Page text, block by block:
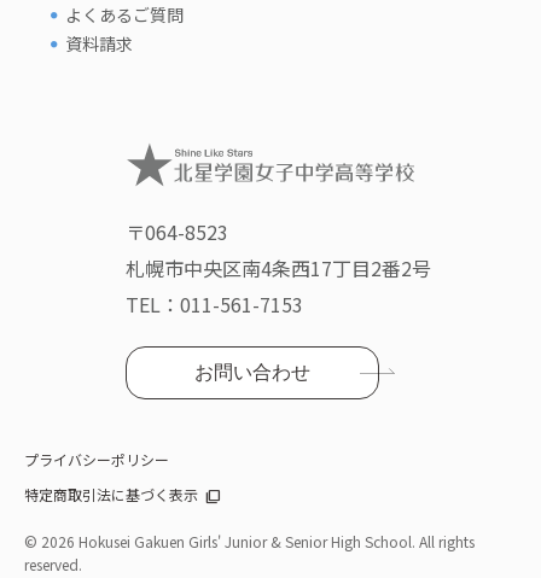
よくあるご質問
資料請求
〒064-8523
札幌市中央区南4条西17丁目2番2号
TEL： 011-561-7153
お問い合わせ
プライバシーポリシー
特定商取引法に基づく表示
© 2026 Hokusei Gakuen Girls' Junior & Senior High School. All rights
reserved.